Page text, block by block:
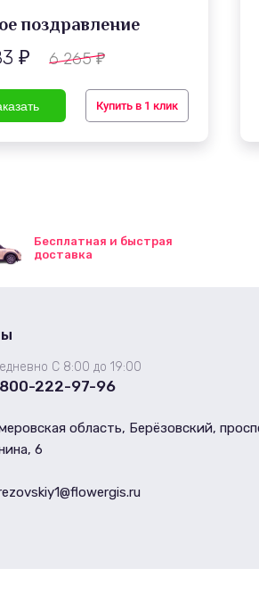
поздравление
₽ 6 265₽
Купить в 1 клик
Бесплатная и быстрая
доставка
С 8:00 до 19:00
222-97-96
область, Берёзовский,
6